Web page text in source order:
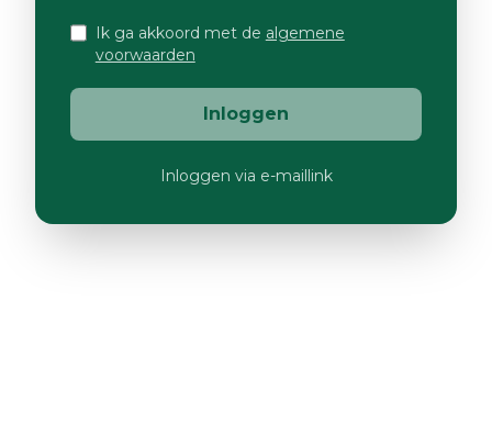
Ik ga akkoord met de algemene
voorwaarden
Inloggen
Inloggen via e-maillink